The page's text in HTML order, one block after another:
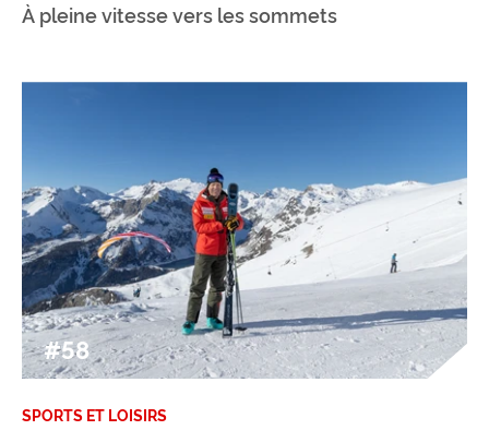
À pleine vitesse vers les sommets
#58
SPORTS ET LOISIRS